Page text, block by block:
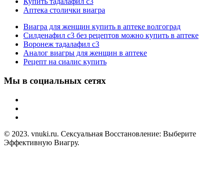
Аптека столички виагра
Виагра для женщин купить в аптеке волгоград
Силденафил с3 без рецептов можно купить в аптеке
Воронеж тадалафил с3
Аналог виагры для женщин в аптеке
Рецепт на сиалис купить
Мы в социальных сетях
© 2023. vnuki.ru. Сексуальная Восстановление: Выберите
Эффективную Виагру.